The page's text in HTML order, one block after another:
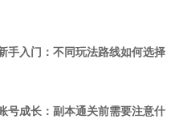
手入门：不同玩法路线如何选择
号成长：副本通关前需要注意什